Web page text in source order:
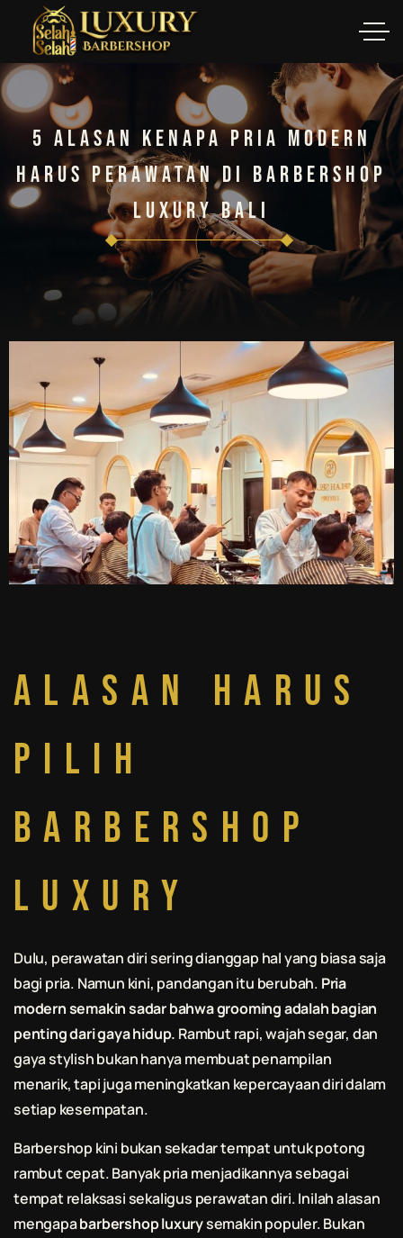
5 Alasan Kenapa Pria Modern
Harus Perawatan Di Barbershop
Luxury Bali
Alasan harus
pilih
Barbershop
Luxury
Dulu, perawatan diri sering dianggap hal yang biasa saja
bagi pria. Namun kini, pandangan itu berubah. Pria
modern semakin sadar bahwa grooming adalah bagian
penting dari gaya hidup. Rambut rapi, wajah segar, dan
gaya stylish bukan hanya membuat penampilan
menarik, tapi juga meningkatkan kepercayaan diri dalam
setiap kesempatan.
Barbershop kini bukan sekadar tempat untuk potong
rambut cepat. Banyak pria menjadikannya sebagai
tempat relaksasi sekaligus perawatan diri. Inilah alasan
mengapabarbershop luxurysemakin populer. Bukan